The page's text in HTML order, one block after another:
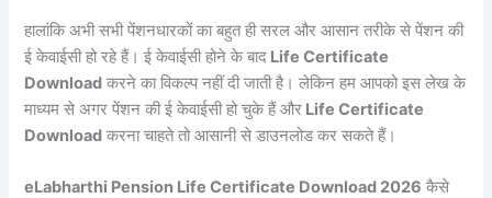
हालांकि अभी सभी पेंशनधारकों का बहुत ही सरल और आसान तरीके से पेंशन की
ई केवाईसी हो रहे हैं। ई केवाईसी होने के बाद Life Certificate
Download करने का विकल्प नहीं दी जाती है। लेकिन हम आपको इस लेख के
माध्यम से अगर पेंशन की ई केवाईसी हो चुके हैं और Life Certificate
Download करना चाहते तो आसानी से डाउनलोड कर सकते हैं।
eLabharthi Pension Life Certificate Download 2026 कैसे